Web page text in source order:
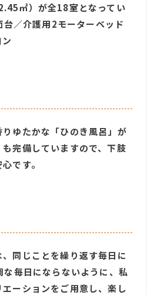
㎡）が全18室となってい
／介護用2モーターベッド
ゆたかな「ひのき風呂」が
完備していますので、下肢
です。
同じことを繰り返す毎日に
な毎日にならないように、私
ーションをご用意し、楽し